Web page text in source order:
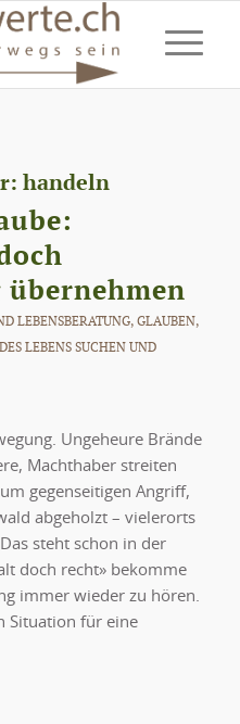
handeln
LEBENSBERATUNG, GLAUBEN,
LEBENS SUCHEN UND
Ungeheure Brände
Machthaber streiten
gegenseitigen Angriff,
abgeholzt – vielerorts
steht schon in der
doch recht» bekomme
immer wieder zu hören.
Situation für eine